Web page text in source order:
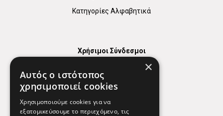
Κατηγορίες Αλφαβητικά
Χρήσιμοι Σύνδεσμοι
Χρήσιμα Τηλέφωνα
Εφημερεύοντα Φαρμακεία
×
Αυτός ο ιστότοπος
χρησιμοποιεί cookies
Χρησιμοποιούμε cookies για να
εξατομικεύσουμε το περιεχόμενο, τις